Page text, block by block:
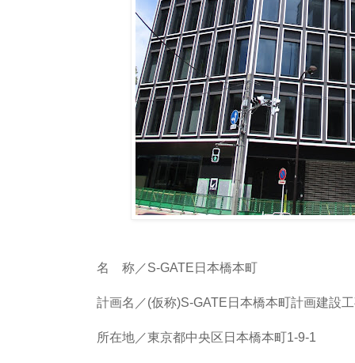
名 称／S-GATE日本橋本町
計画名／(仮称)S-GATE日本橋本町計画建設
所在地／東京都中央区日本橋本町1-9-1